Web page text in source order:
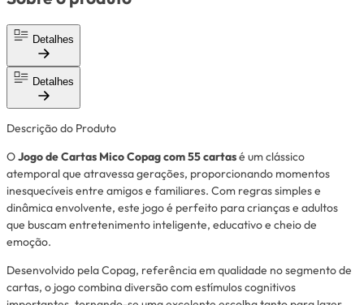
Detalhes
Detalhes
Descrição do Produto
OJogo de Cartas Mico Copag com 55 cartasé um clássico
atemporal que atravessa gerações, proporcionando momentos
inesquecíveis entre amigos e familiares. Com regras simples e
dinâmica envolvente, este jogo é perfeito para crianças e adultos
que buscam entretenimento inteligente, educativo e cheio de
emoção.
Desenvolvido pela Copag, referência em qualidade no segmento de
cartas, o jogo combina diversão com estímulos cognitivos